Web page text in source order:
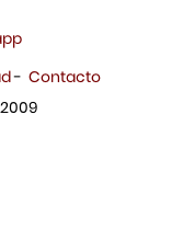
- Contacto